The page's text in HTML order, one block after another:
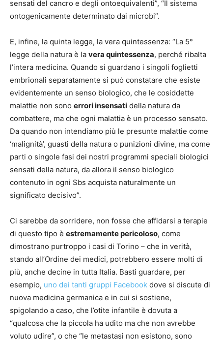
sensati del cancro e degli ontoequivalenti”, “Il sistema
ontogenicamente determinato dai microbi”.
E, infine, la quinta legge, la vera quintessenza: “La 5°
legge della natura è la vera quintessenza, perché ribalta
l’intera medicina. Quando si guardano i singoli foglietti
embrionali separatamente si può constatare che esiste
evidentemente un senso biologico, che le cosiddette
malattie non sono errori insensati della natura da
combattere, ma che ogni malattia è un processo sensato.
Da quando non intendiamo più le presunte malattie come
‘malignità’, guasti della natura o punizioni divine, ma come
parti o singole fasi dei nostri programmi speciali biologici
sensati della natura, da allora il senso biologico
contenuto in ogni Sbs acquista naturalmente un
significato decisivo”.
Ci sarebbe da sorridere, non fosse che affidarsi a terapie
di questo tipo è estremamente pericoloso, come
dimostrano purtroppo i casi di Torino – che in verità,
stando all’Ordine dei medici, potrebbero essere molti di
più, anche decine in tutta Italia. Basti guardare, per
esempio, uno dei tanti gruppi Facebook dove si discute di
nuova medicina germanica e in cui si sostiene,
spigolando a caso, che l’otite infantile è dovuta a
“qualcosa che la piccola ha udito ma che non avrebbe
voluto udire”, o che “le metastasi non esistono, sono